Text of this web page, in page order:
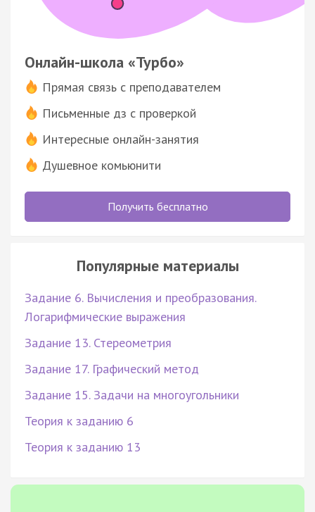
Онлайн-школа «Турбо»
Прямая связь с преподавателем
Письменные дз с проверкой
Интересные онлайн-занятия
Душевное комьюнити
Получить бесплатно
Популярные материалы
Задание 6. Вычисления и преобразования.
Логарифмические выражения
Задание 13. Стереометрия
Задание 17. Графический метод
Задание 15. Задачи на многоугольники
Теория к заданию 6
Теория к заданию 13